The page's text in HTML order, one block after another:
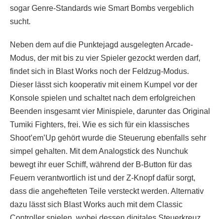
sogar Genre-Standards wie Smart Bombs vergeblich
sucht.
Neben dem auf die Punktejagd ausgelegten Arcade-
Modus, der mit bis zu vier Spieler gezockt werden darf,
findet sich in Blast Works noch der Feldzug-Modus.
Dieser lässt sich kooperativ mit einem Kumpel vor der
Konsole spielen und schaltet nach dem erfolgreichen
Beenden insgesamt vier Minispiele, darunter das Original
Tumiki Fighters, frei. Wie es sich für ein klassisches
Shoot’em’Up gehört wurde die Steuerung ebenfalls sehr
simpel gehalten. Mit dem Analogstick des Nunchuk
bewegt ihr euer Schiff, während der B-Button für das
Feuern verantwortlich ist und der Z-Knopf dafür sorgt,
dass die angehefteten Teile versteckt werden. Alternativ
dazu lässt sich Blast Works auch mit dem Classic